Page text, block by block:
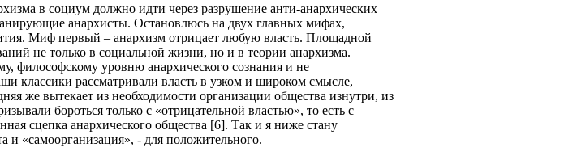
в социум должно идти через разрушение анти-анархических
анархисты. Остановлюсь на двух главных мифах,
Миф первый – анархизм отрицает любую власть. Площадной
не только в социальной жизни, но и в теории анархизма.
философскому уровню анархического сознания и не
классики рассматривали власть в узком и широком смысле,
же вытекает из необходимости организации общества изнутри, из
бороться только с «отрицательной властью», то есть с
сцепка анархического общества [6]. Так и я ниже стану
и «самоорганизация», - для положительного.